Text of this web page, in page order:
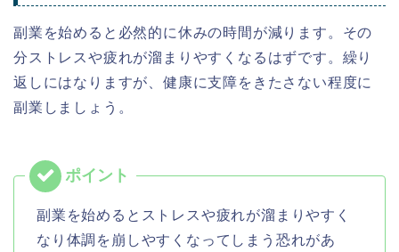
副業を始めると必然的に休みの時間が減ります。その
分ストレスや疲れが溜まりやすくなるはずです。繰り
返しにはなりますが、健康に支障をきたさない程度に
副業しましょう。
副業を始めるとストレスや疲れが溜まりやすく
なり体調を崩しやすくなってしまう恐れがあ